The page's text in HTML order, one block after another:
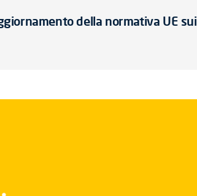
della normativa UE sui